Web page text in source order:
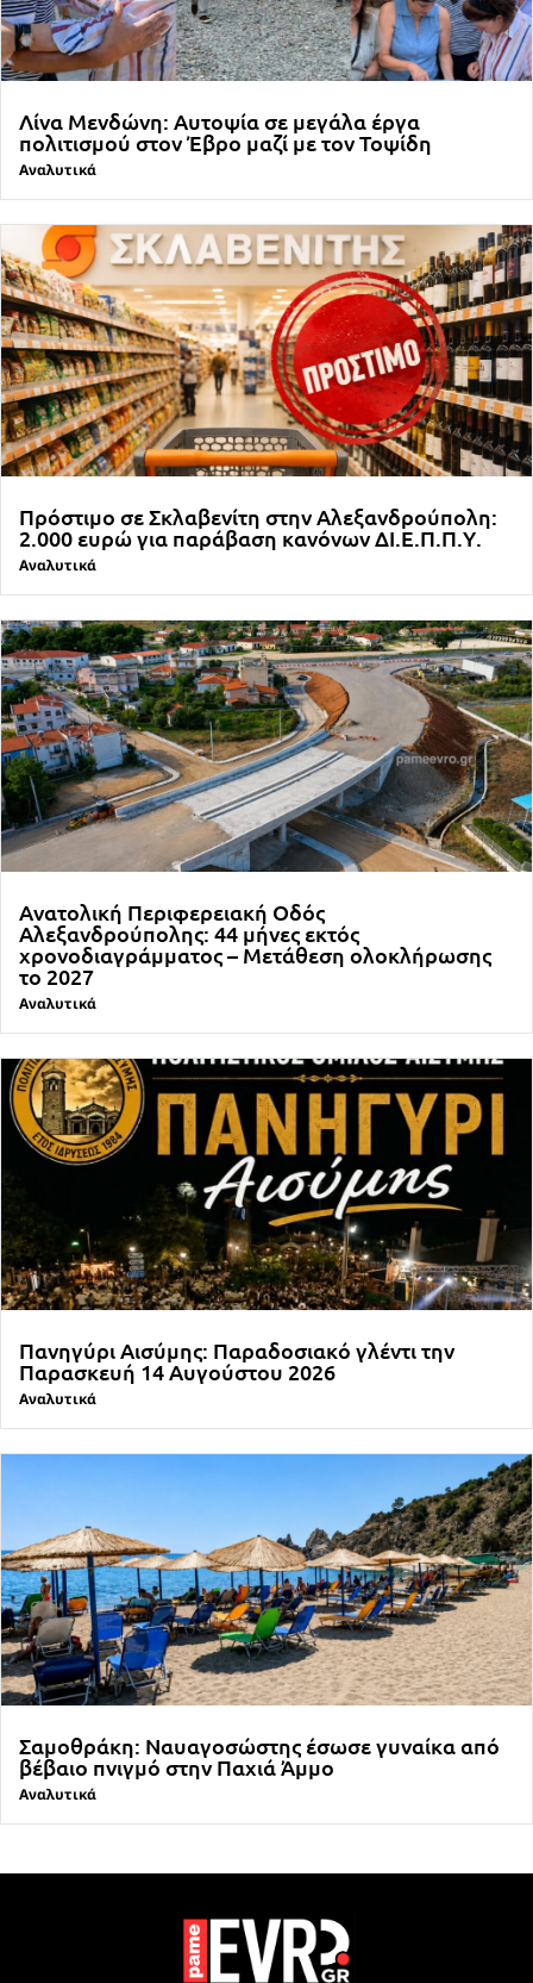
Λίνα Μενδώνη: Αυτοψία σε μεγάλα έργα
πολιτισμού στον Έβρο μαζί με τον Τοψίδη
Αναλυτικά
Πρόστιμο σε Σκλαβενίτη στην Αλεξανδρούπολη:
2.000 ευρώ για παράβαση κανόνων ΔΙ.Ε.Π.Π.Υ.
Αναλυτικά
Ανατολική Περιφερειακή Οδός
Αλεξανδρούπολης: 44 μήνες εκτός
χρονοδιαγράμματος – Μετάθεση ολοκλήρωσης
το 2027
Αναλυτικά
Πανηγύρι Αισύμης: Παραδοσιακό γλέντι την
Παρασκευή 14 Αυγούστου 2026
Αναλυτικά
Σαμοθράκη: Ναυαγοσώστης έσωσε γυναίκα από
βέβαιο πνιγμό στην Παχιά Άμμο
Αναλυτικά